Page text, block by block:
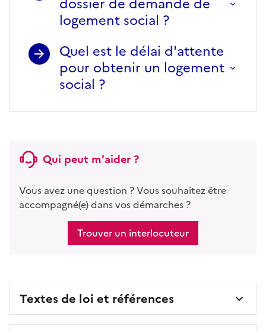
logement social ?
Quel est le délai d'attente
pour obtenir un logement
social ?
Qui peut m'aider ?
Vous avez une question ? Vous souhaitez être
accompagné(e) dans vos démarches ?
Trouver un interlocuteur
Textes de loi et références